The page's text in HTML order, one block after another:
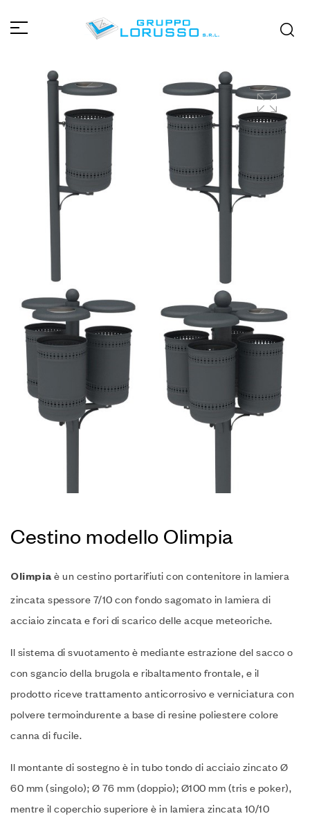
Cestino modello Olimpia
Olimpia è un cestino portarifiuti con contenitore in lamiera
zincata spessore 7/10 con fondo sagomato in lamiera di
acciaio zincata e fori di scarico delle acque meteoriche.‎
Il sistema di svuotamento è mediante estrazione del sacco o
con sgancio della brugola e ribaltamento frontale, e il
prodotto riceve trattamento anticorrosivo e verniciatura con
polvere termoindurente a base di resine poliestere colore
canna di fucile.‎
Il montante di sostegno è in tubo tondo di acciaio zincato Ø
60 mm (singolo); Ø 76 mm (doppio); Ø100 mm (tris e poker),
mentre il coperchio superiore è in lamiera zincata 10/10